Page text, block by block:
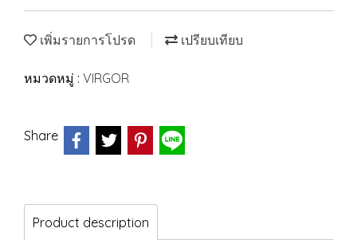
เพิ่มรายการโปรด เปรียบเทียบ
หมวดหมู่ : VIRGOR
Share
Product description